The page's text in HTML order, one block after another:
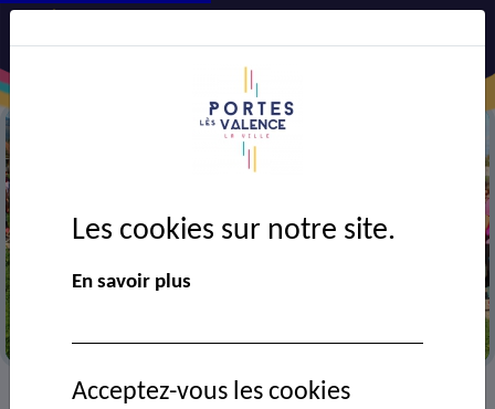
> VIE MUNICIPALE > Ressources documentaires
Les cookies sur notre site.
En savoir plus
Acceptez-vous les cookies